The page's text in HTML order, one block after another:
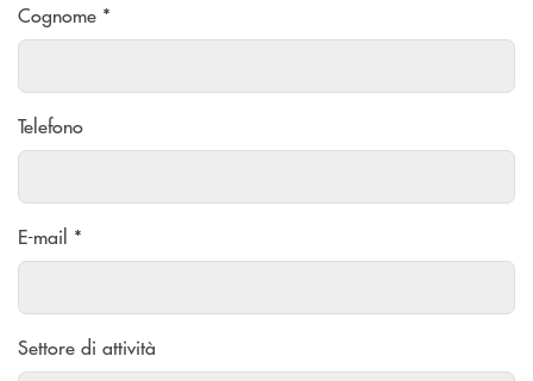
Cognome *
Telefono
E-mail *
Settore di attività